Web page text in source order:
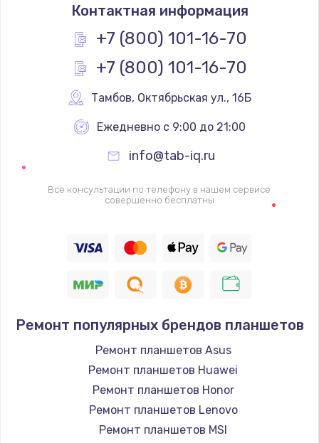
Контактная информация
+7 (800) 101-16-70
+7 (800) 101-16-70
Тамбов, Октябрьская ул., 16Б
Ежедневно с 9:00 до 21:00
info@tab-iq.ru
Все консультации по телефону в нашем сервисе
совершенно бесплатны
Ремонт популярных брендов планшетов
Ремонт планшетов Asus
Ремонт планшетов Huawei
Ремонт планшетов Honor
Ремонт планшетов Lenovo
Ремонт планшетов MSI